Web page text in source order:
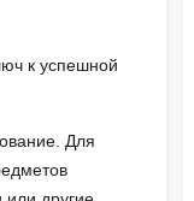
к успешной
Для